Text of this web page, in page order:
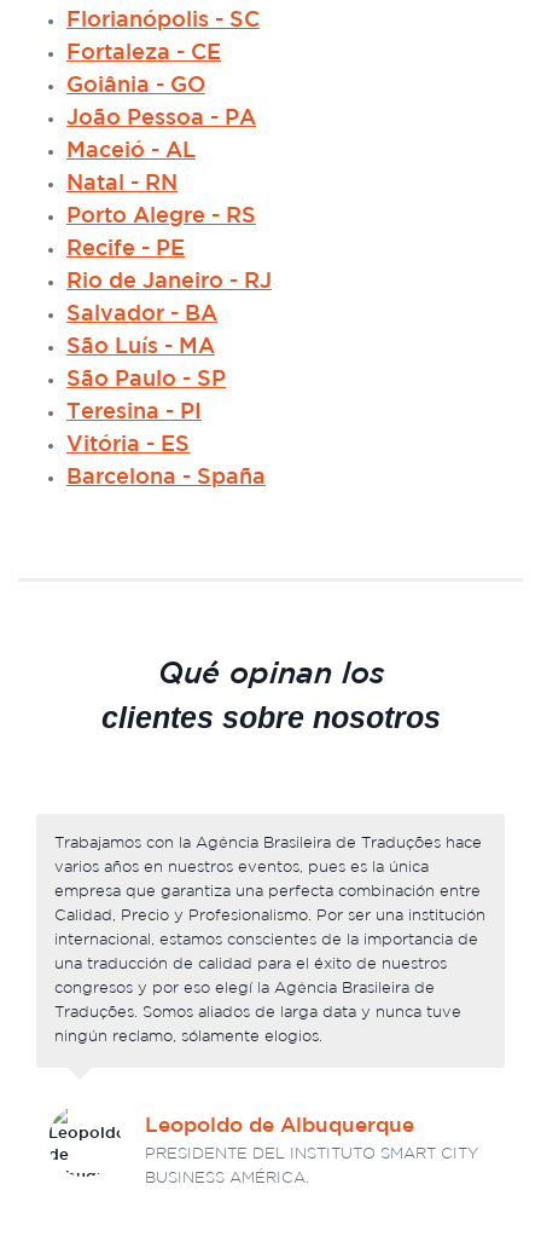
Florianópolis - SC
Fortaleza - CE
Goiânia - GO
João Pessoa - PA
Maceió - AL
Natal - RN
Porto Alegre - RS
Recife - PE
Rio de Janeiro - RJ
Salvador - BA
São Luís - MA
São Paulo - SP
Teresina - PI
Vitória - ES
Barcelona - Spaña
Qué opinan los
clientes sobre nosotros
Trabajamos con la Agência Brasileira de Traduções hace
varios años en nuestros eventos, pues es la única
empresa que garantiza una perfecta combinación entre
Calidad, Precio y Profesionalismo. Por ser una institución
internacional, estamos conscientes de la importancia de
una traducción de calidad para el éxito de nuestros
congresos y por eso elegí la Agência Brasileira de
Traduções. Somos aliados de larga data y nunca tuve
ningún reclamo, sólamente elogios.
Leopoldo de Albuquerque
PRESIDENTE DEL INSTITUTO SMART CITY
BUSINESS AMÉRICA.